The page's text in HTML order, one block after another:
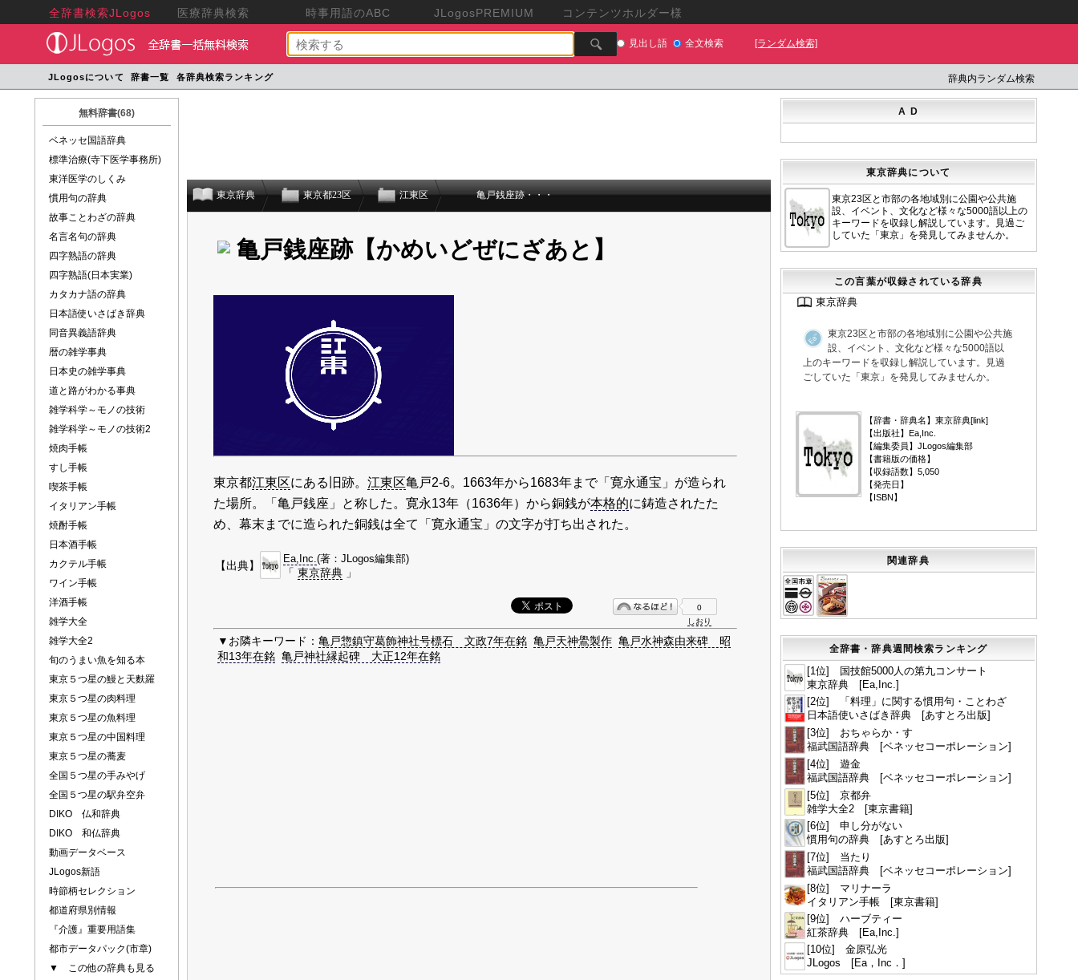
全辞書検索JLogos 医療辞典検索 時事用語のABC JLogosPREMIUM コンテンツホルダー様
見出し語 全文検索 [ランダム検索]
JLogosについて 辞書一覧 各辞典検索ランキング 辞典内ランダム検索
無料辞書(68)
ベネッセ国語辞典
標準治療(寺下医学事務所)
東洋医学のしくみ
慣用句の辞典
故事ことわざの辞典
名言名句の辞典
四字熟語の辞典
四字熟語(日本実業)
カタカナ語の辞典
日本語使いさばき辞典
同音異義語辞典
暦の雑学事典
日本史の雑学事典
道と路がわかる事典
雑学科学～モノの技術
雑学科学～モノの技術2
焼肉手帳
すし手帳
喫茶手帳
イタリアン手帳
焼酎手帳
日本酒手帳
カクテル手帳
ワイン手帳
洋酒手帳
雑学大全
雑学大全2
旬のうまい魚を知る本
東京５つ星の鰻と天麩羅
東京５つ星の肉料理
東京５つ星の魚料理
東京５つ星の中国料理
東京５つ星の蕎麦
全国５つ星の手みやげ
全国５つ星の駅弁空弁
DIKO 仏和辞典
DIKO 和仏辞典
動画データベース
JLogos新語
時節柄セレクション
都道府県別情報
『介護』重要用語集
都市データパック(市章)
▼ この他の辞典も見る
東京辞典 東京都23区 江東区 亀戸銭座跡・・・
亀戸銭座跡【かめいどぜにざあと】
東京都江東区にある旧跡。 江東区亀戸2-6。1663年から1683年まで「寛永通宝」が造られ
た場所。「亀戸銭座」と称した。寛永13年（1636年）から銅銭が本格的に鋳造されたた
め、幕末までに造られた銅銭は全て「寛永通宝」の文字が打ち出された。
【出典】
Ea,Inc.(著：JLogos編集部)
「 東京辞典」
0
しおり
▼お隣キーワード： 亀戸惣鎮守葛飾神社号標石 文政7年在銘 亀戸天神鷽製作 亀戸水神森由来碑 昭
和13年在銘 亀戸神社縁起碑 大正12年在銘
A D
東京辞典について
東京23区と市部の各地域別に公園や公共施
設、イベント、文化など様々な5000語以上の
キーワードを収録し解説しています。見過ご
していた「東京」を発見してみませんか。
この言葉が収録されている辞典
東京辞典
東京23区と市部の各地域別に公園や公共施
設、イベント、文化など様々な5000語以
上のキーワードを収録し解説しています。見過
ごしていた「東京」を発見してみませんか。
【辞書・辞典名】東京辞典[link]
【出版社】Ea,Inc.
【編集委員】JLogos編集部
【書籍版の価格】
【収録語数】5,050
【発売日】
【ISBN】
関連辞典
全辞書・辞典週間検索ランキング
[1位] 国技館5000人の第九コンサート
東京辞典 [Ea,Inc.]
[2位] 「料理」に関する慣用句・ことわざ
日本語使いさばき辞典 [あすとろ出版]
[3位] おちゃらか・す
福武国語辞典 [ベネッセコーポレーション]
[4位] 遊金
福武国語辞典 [ベネッセコーポレーション]
[5位] 京都弁
雑学大全2 [東京書籍]
[6位] 申し分がない
慣用句の辞典 [あすとろ出版]
[7位] 当たり
福武国語辞典 [ベネッセコーポレーション]
[8位] マリナーラ
イタリアン手帳 [東京書籍]
[9位] ハーブティー
紅茶辞典 [Ea,Inc.]
[10位] 金原弘光
JLogos [Ea，Inc．]